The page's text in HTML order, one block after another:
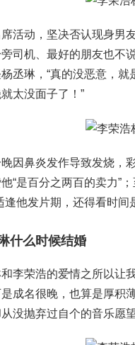
活动，坚决否认现身男
司机、最好的朋友也不
丞琳，“真的没恶意，
太没面子了！”
因鼻炎发作导致发烧，
“是百分之两百的卖力”
逢他发片期，还得看时间
什么时候结婚
李荣浩的爱情之所以让
成名很晚，也算是厚积
没抛弃过自个的音乐愿